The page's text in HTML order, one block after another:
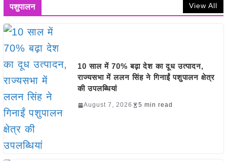
पशुपालन View All
10 साल में 70% बढ़ा देश का दूध उत्पादन,
राज्यसभा में ललन सिंह ने गिनाईं पशुपालन क्षेत्र
की उपलब्धियां
August 7, 2026 5 min read